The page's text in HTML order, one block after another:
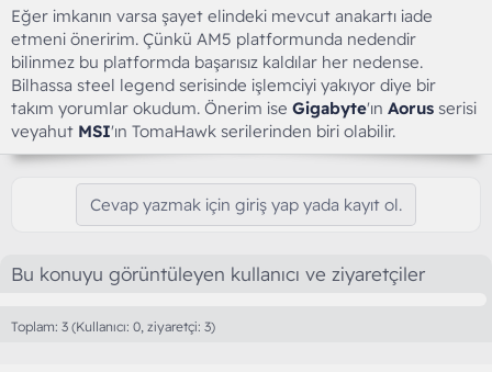
Eğer imkanın varsa şayet elindeki mevcut anakartı iade
etmeni öneririm. Çünkü AM5 platformunda nedendir
bilinmez bu platformda başarısız kaldılar her nedense.
Bilhassa steel legend serisinde işlemciyi yakıyor diye bir
takım yorumlar okudum. Önerim ise Gigabyte'ın Aorus serisi
veyahut MSI'ın TomaHawk serilerinden biri olabilir.
Cevap yazmak için giriş yap yada kayıt ol.
Bu konuyu görüntüleyen kullanıcı ve ziyaretçiler
Toplam: 3 (Kullanıcı: 0, ziyaretçi: 3)